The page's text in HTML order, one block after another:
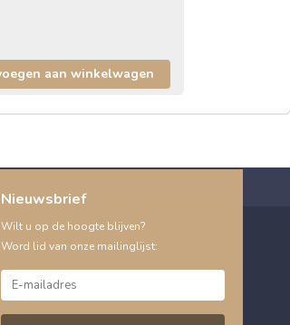
Nieuwsbrief
Wilt u op de hoogte blijven?
Word lid van onze mailinglijst: